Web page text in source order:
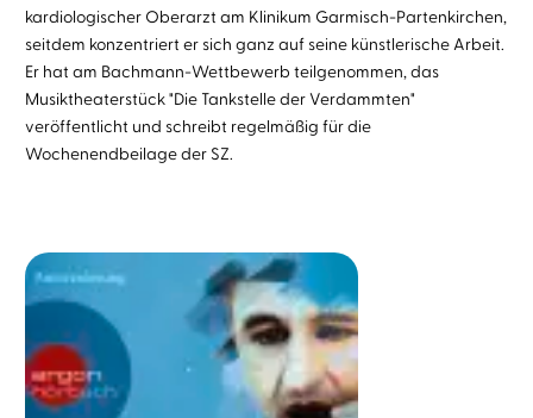
kardiologischer Oberarzt am Klinikum Garmisch-Partenkirchen,
seitdem konzentriert er sich ganz auf seine künstlerische Arbeit.
Er hat am Bachmann-Wettbewerb teilgenommen, das
Musiktheaterstück "Die Tankstelle der Verdammten"
veröffentlicht und schreibt regelmäßig für die
Wochenendbeilage der SZ.